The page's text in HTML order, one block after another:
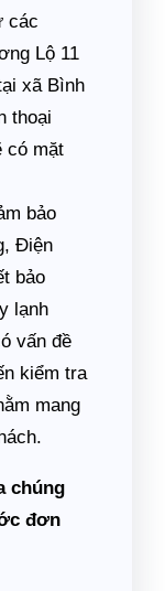
các
Lộ 11
xã Bình
thoại
có mặt
bảo
Điện
bảo
lạnh
vấn đề
kiểm tra
mang
chúng
đơn